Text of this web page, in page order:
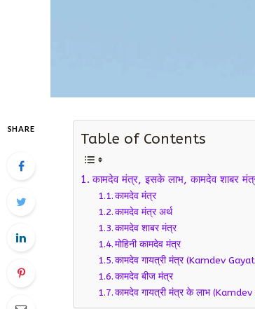
SHARE
Table of Contents
कामदेव मंत्र, इसके लाभ, कामदेव शाबर
कामदेव मंत्र
कामदेव मंत्र अर्थ
कामदेव शाबर मंत्र
मोहिनी कामदेव मंत्र
कामदेव गायत्री मंत्र (Kamdev
कामदेव बीज मंत्र
कामदेव गायत्री मंत्र के लाभ